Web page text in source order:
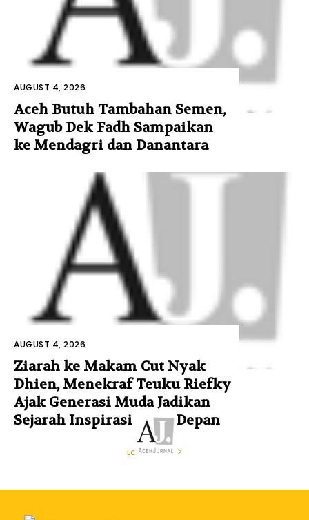
AUGUST 4, 2026
Aceh Butuh Tambahan Semen,
Wagub Dek Fadh Sampaikan
ke Mendagri dan Danantara
AUGUST 4, 2026
Ziarah ke Makam Cut Nyak
Dhien, Menekraf Teuku Riefky
Ajak Generasi Muda Jadikan
Sejarah Inspirasi Masa Depan
LOAD MORE